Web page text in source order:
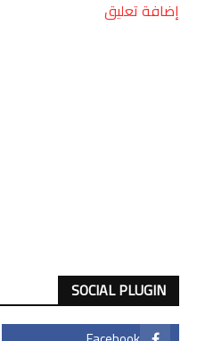
إضافة تعليق
SOCIAL PLUGIN